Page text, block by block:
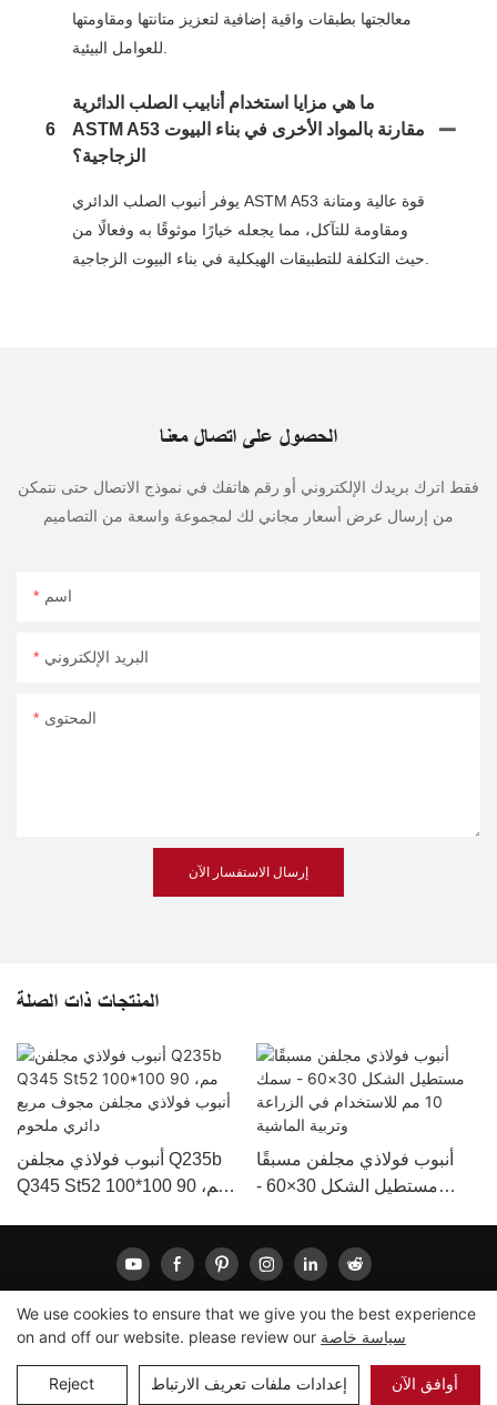
معالجتها بطبقات واقية إضافية لتعزيز متانتها ومقاومتها
6
ما هي مزايا استخدام أنابيب الصلب الدائرية
ASTM A53 مقارنة بالمواد الأخرى في بناء البيوت
الزجاجية؟
يوفر أنبوب الصلب الدائري ASTM A53 قوة عالية ومتانة
ومقاومة للتآكل، مما يجعله خيارًا موثوقًا به وفعالًا من
الحصول على اتصال معنا
فقط اترك بريدك الإلكتروني أو رقم هاتفك في نموذج الاتصال حتى نتمكن
من إرسال عرض أسعار مجاني لك لمجموعة واسعة من التصاميم
اسم
البريد الإلكتروني
المحتوى
إرسال الاستفسار الآن
المنتجات ذات الصلة
أنبوب فولاذي مجلفن Q235b
Q345 St52 100*100 90 مم،
أنبوب فولاذي مجلفن مسبقًا
مستطيل الشكل 30×60 -
حقوق الطبع والنشر © 2022 لونغشينغ |خريطة الموقع|Pريفاسي
Pأوليسي
We use cookies to ensure that we give you the best experience
on and off our website. please review our سياسة خاصة
Reject إعدادات ملفات تعريف الارتباط أوافق الآن